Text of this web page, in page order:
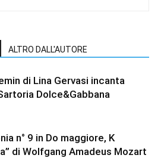
ALTRO DALL'AUTORE
di Lina Gervasi incanta
Dolce&Gabbana
n° 9 in Do maggiore, K
di Wolfgang Amadeus Mozart